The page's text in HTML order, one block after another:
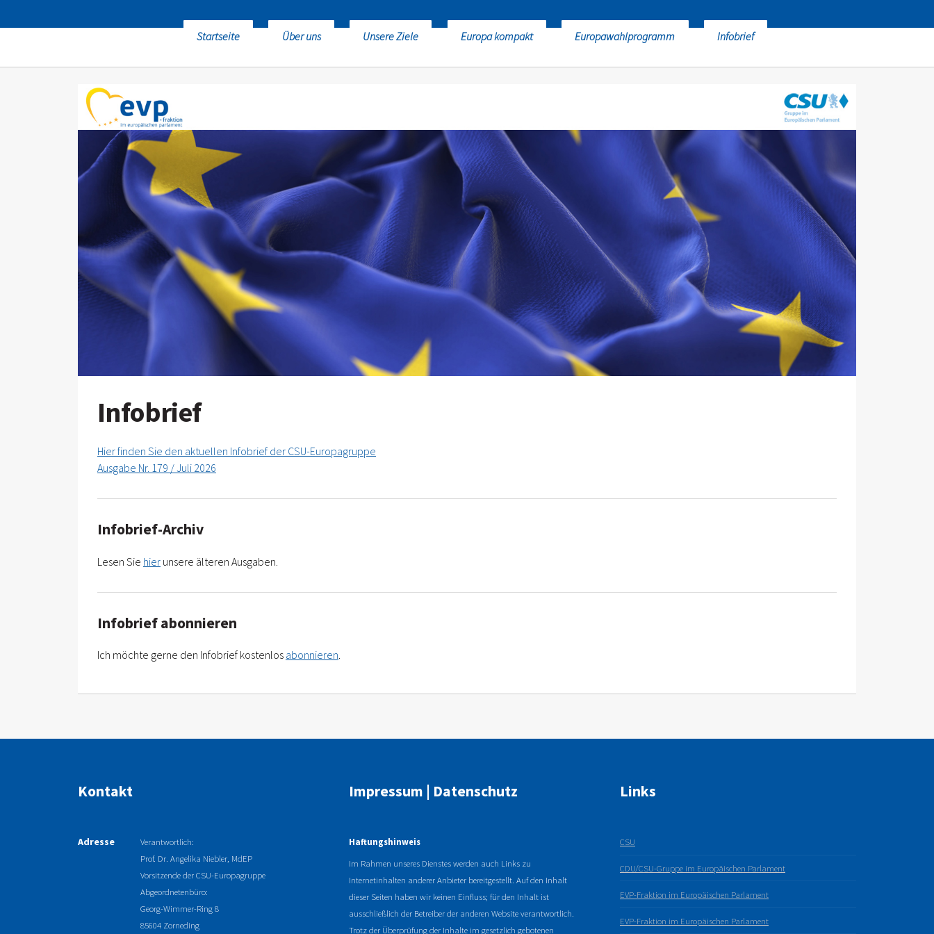
Startseite Über uns Unsere Ziele Europa kompakt Europawahlprogramm Infobrief
Infobrief
Hier finden Sie den aktuellen Infobrief der CSU-Europagruppe
Ausgabe Nr. 179 / Juli 2026
Infobrief-Archiv
Lesen Sie hier unsere älteren Ausgaben.
Infobrief abonnieren
Ich möchte gerne den Infobrief kostenlos abonnieren.
Kontakt
Adresse
Verantwortlich:
Prof. Dr. Angelika Niebler, MdEP
Vorsitzende der CSU-Europagruppe
Abgeordnetenbüro:
Georg-Wimmer-Ring 8
85604 Zorneding
Impressum | Datenschutz
Haftungshinweis
Im Rahmen unseres Dienstes werden auch Links zu
Internetinhalten anderer Anbieter bereitgestellt. Auf den Inhalt
dieser Seiten haben wir keinen Einfluss; für den Inhalt ist
ausschließlich der Betreiber der anderen Website verantwortlich.
Trotz der Überprüfung der Inhalte im gesetzlich gebotenen
Links
CSU
CDU/CSU-Gruppe im Europäischen Parlament
EVP-Fraktion im Europäischen Parlament
EVP-Fraktion im Europäischen Parlament